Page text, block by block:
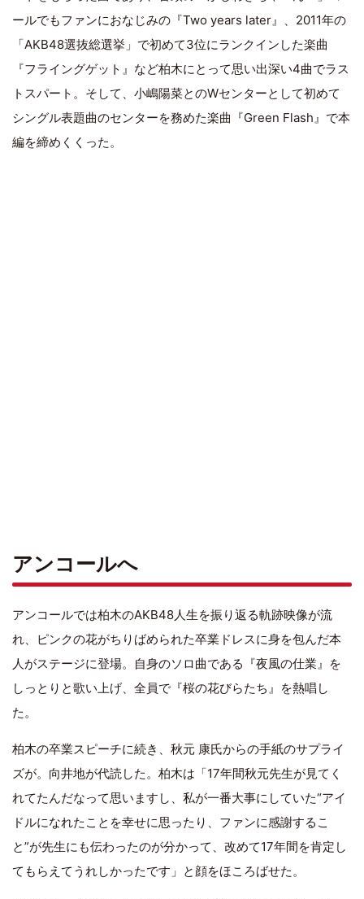
ールでもファンにおなじみの『Two years later』、2011年の
「AKB48選抜総選挙」で初めて3位にランクインした楽曲
『フライングゲット』など柏木にとって思い出深い4曲でラス
トスパート。そして、小嶋陽菜とのWセンターとして初めて
シングル表題曲のセンターを務めた楽曲『Green Flash』で本
編を締めくくった。
アンコールへ
アンコールでは柏木のAKB48人生を振り返る軌跡映像が流
れ、ピンクの花がちりばめられた卒業ドレスに身を包んだ本
人がステージに登場。自身のソロ曲である『夜風の仕業』を
しっとりと歌い上げ、全員で『桜の花びらたち』を熱唱し
た。
柏木の卒業スピーチに続き、秋元 康氏からの手紙のサプライ
ズが。向井地が代読した。柏木は「17年間秋元先生が見てく
れてたんだなって思いますし、私が一番大事にしていた“アイ
ドルになれたことを幸せに思ったり、ファンに感謝するこ
と”が先生にも伝わったのが分かって、改めて17年間を肯定し
てもらえてうれしかったです」と顔をほころばせた。